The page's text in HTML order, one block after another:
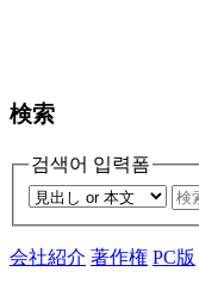
検索
검색어 입력폼
会社紹介 著作権 PC版